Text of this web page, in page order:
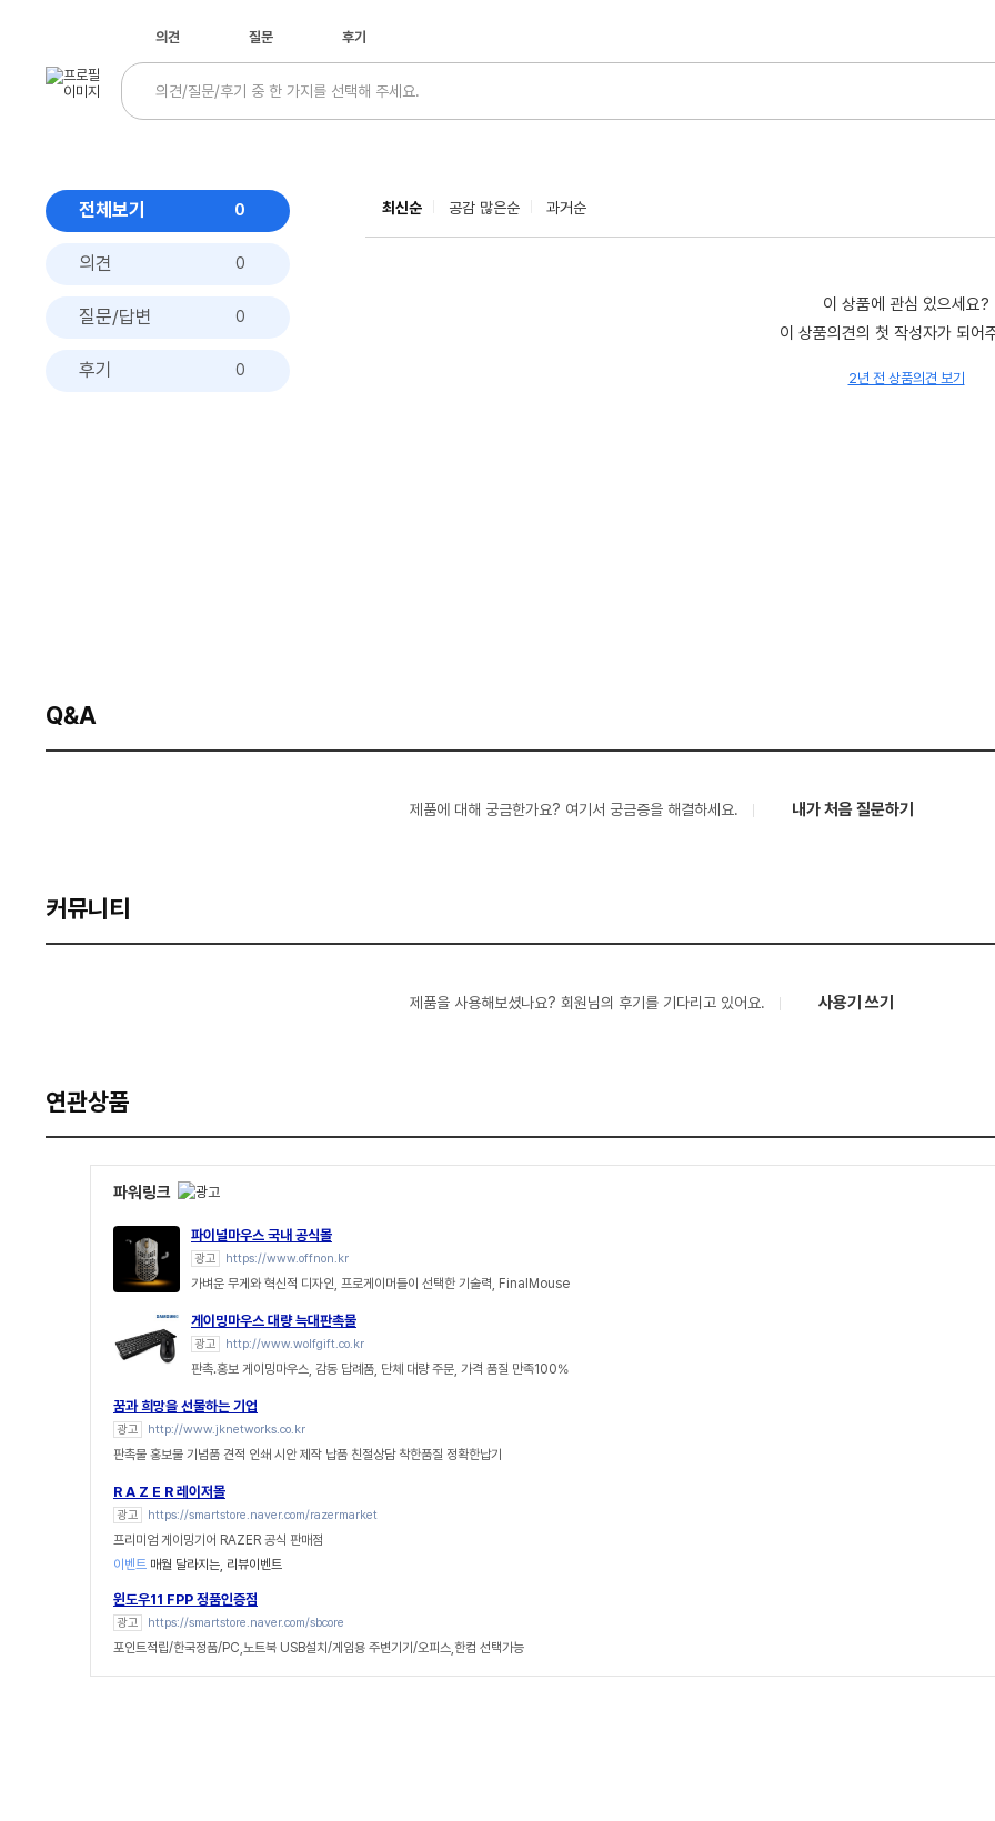
의견 질문 후기
전체보기 0
의견 0
질문/답변 0
후기 0
최신순 공감 많은순 과거순
이 상품에 관심 있으세요?
이 상품의견의 첫 작성자가 되어
2년 전 상품의견 보기
Q&A
제품에 대해 궁금한가요? 여기서 궁금증을 해결하세요. 내가 처음 질문하기
커뮤니티
제품을 사용해보셨나요? 회원님의 후기를 기다리고 있어요. 사용기 쓰기
연관상품
파워링크
파이널마우스 국내 공식몰
광고 https://www.offnon.kr
가벼운 무게와 혁신적 디자인, 프로게이머들이 선택한 기술력, FinalMouse
게이밍마우스 대량 늑대판촉물
광고 http://www.wolfgift.co.kr
판촉.홍보 게이밍마우스, 감동 답례품, 단체 대량 주문, 가격 품질 만족100%
꿈과 희망을 선물하는 기업
광고 http://www.jknetworks.co.kr
판촉물 홍보물 기념품 견적 인쇄 시안 제작 납품 친절상담 착한품질 정확한납기
R A Z E R 레이저몰
광고 https://smartstore.naver.com/razermarket
프리미엄 게이밍기어 RAZER 공식 판매점
이벤트 매월 달라지는, 리뷰이벤트
윈도우11 FPP 정품인증점
광고 https://smartstore.naver.com/sbcore
포인트적립/한국정품/PC,노트북 USB설치/게임용 주변기기/오피스,한컴 선택가능